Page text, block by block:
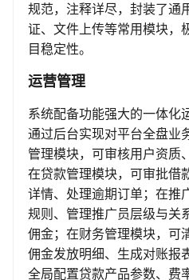
规范，注释详尽，封装了通
证、文件上传等常用模块，
目稳定性。
运营管理
系统配备功能强大的一体化
通过后台实现对平台全盘业
管理模块，可审核用户资质
在贷款管理模块，可审批借
详情、处理逾期订单；在推
规则、管理推广员层级与关
佣金；在财务管理模块，可
佣金发放明细、生成对账报
全局配置贷款产品参数、费